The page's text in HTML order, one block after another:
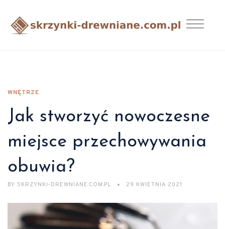
WNĘTRZE
Jak stworzyć nowoczesne
miejsce przechowywania
obuwia?
BY SKRZYNKI-DREWNIANE.COM.PL 29 KWIETNIA 2021